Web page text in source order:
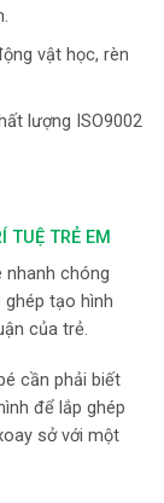
vật học, rèn
lượng ISO9002
TUỆ TRẺ EM
nhanh chóng
tạo hình
của trẻ.
cần phải biết
để lắp ghép
sở với một